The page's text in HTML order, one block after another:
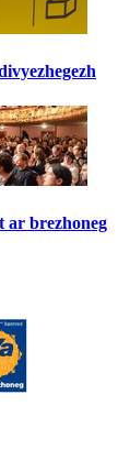
ar brezhoneg